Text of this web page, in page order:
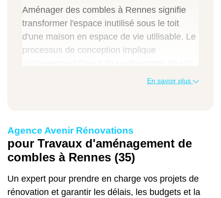
Aménager des combles à Rennes signifie
transformer l'espace inutilisé sous le toit
d'une maison en espace de vie utilisable. Le
processus de conception implique
robustes et de soutien, de câblage
l'espace de la salle de bain est ajouté. Pour
les propriétaires qui envisagent de rénover
leur grenier, il est important de connaître les
coût final.
En savoir plus
Agence Avenir Rénovations
pour Travaux d'aménagement de
combles à Rennes (35)
Un expert pour prendre en charge vos projets de
rénovation et garantir les délais, les budgets et la